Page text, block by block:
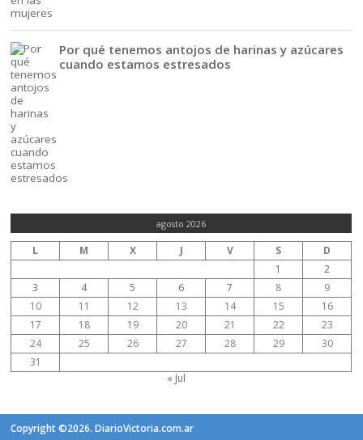
Por qué tenemos antojos de harinas y azúcares
cuando estamos estresados
agosto 2026
L M X J V S
D
1
2
3
4 5 6 7 8
9
10
11 12 13 14 15
16
17
18 19 20 21 22
23
24
25 26 27 28 29
30
31
« Jul
Copyright ©2026. DiarioVictoria.com.ar